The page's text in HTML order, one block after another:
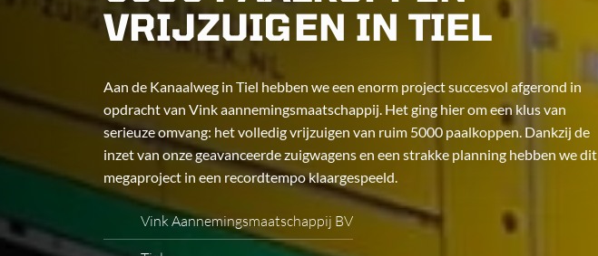
VRIJZUIGEN IN TIEL
Aan de Kanaalweg in Tiel hebben we een enorm project succesvol afgerond in
opdracht van Vink aannemingsmaatschappij. Het ging hier om een klus van
serieuze omvang: het volledig vrijzuigen van ruim 5000 paalkoppen. Dankzij de
inzet van onze geavanceerde zuigwagens en een strakke planning hebben we dit
megaproject in een recordtempo klaargespeeld.
Vink Aannemingsmaatschappij BV